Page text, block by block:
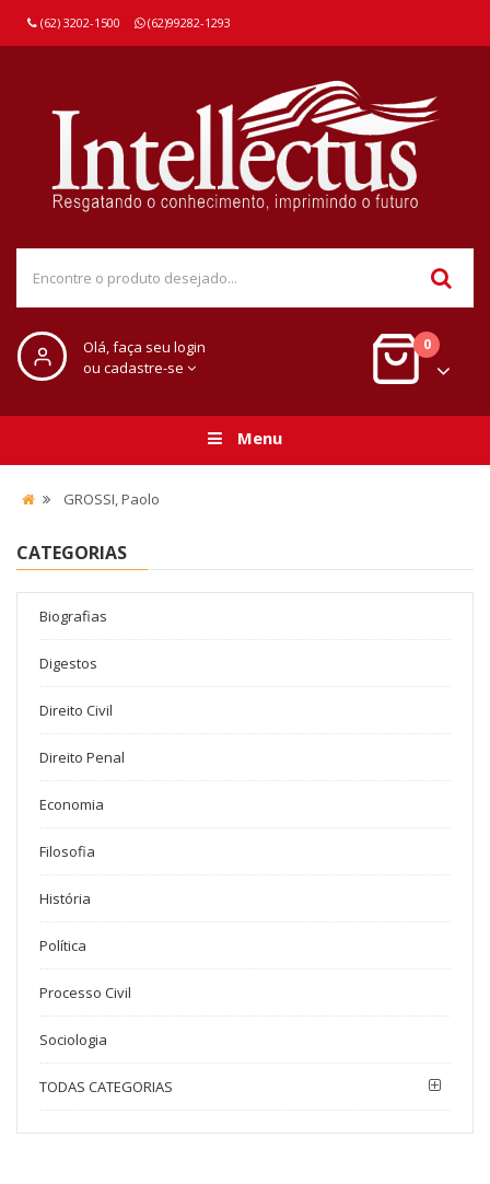
(62) 3202-1500 (62)99282-1293
Olá, faça seu login
ou cadastre-se
0
Menu
GROSSI, Paolo
CATEGORIAS
Biografias
Digestos
Direito Civil
Direito Penal
Economia
Filosofia
História
Política
Processo Civil
Sociologia
TODAS CATEGORIAS